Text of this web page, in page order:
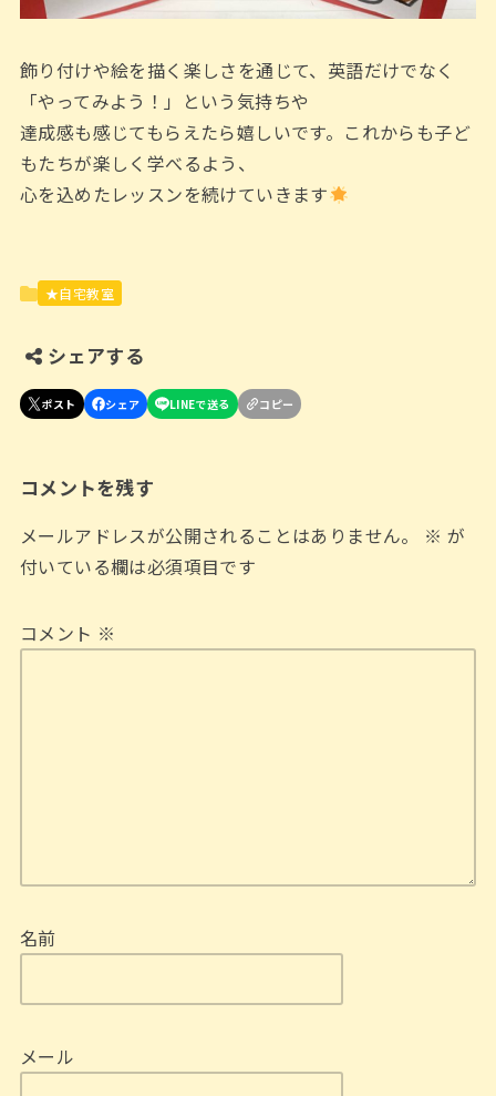
飾り付けや絵を描く楽しさを通じて、英語だけでなく
「やってみよう！」という気持ちや
達成感も感じてもらえたら嬉しいです。これからも子ど
もたちが楽しく学べるよう、
心を込めたレッスンを続けていきます
★自宅教室
シェアする
コメントを残す
メールアドレスが公開されることはありません。 ※ が
付いている欄は必須項目です
コメント ※
名前
メール